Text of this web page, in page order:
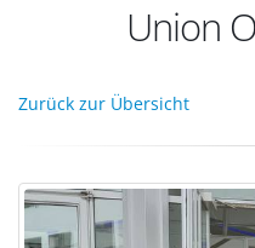
Union
Zurück zur Übersicht